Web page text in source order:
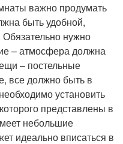
важно продумать
быть удобной,
нужно
– атмосфера должна
– постельные
все должно быть в
установить
представлены в
небольшие
идеально вписаться в